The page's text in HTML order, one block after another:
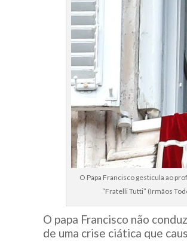
O Papa Francisco gesticula ao
“Fratelli Tutti” (Irmãos
O papa Francisco não
de uma crise ciática que